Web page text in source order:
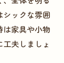
の撮影テ
トロボ活用
シックな雰囲
は家具や小物
夫しましょ